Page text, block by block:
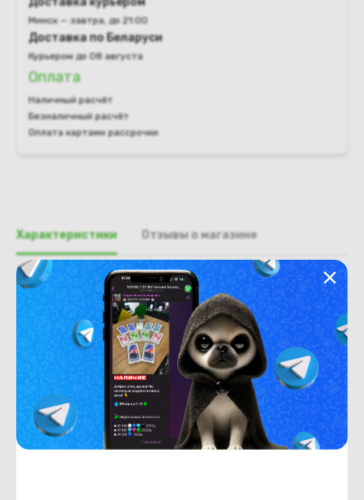
Минск — завтра, до 21:00
Доставка по Беларуси
Курьером до 08 августа
Оплата
Наличный расчёт
Безналичный расчёт
Оплата картами рассрочки
Характеристики Отзывы о магазине
Общая информация
Производитель
Dell
Тип товара
Крышка отсека wi-fi
Состояние
Состояние удовлетворительное